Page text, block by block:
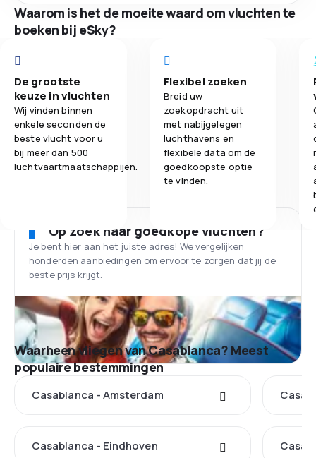
Waarom is het de moeite waard om vluchten te
boeken bij eSky?
De grootste
keuze in vluchten
Wij vinden binnen
enkele seconden de
beste vlucht voor u
bij meer dan 500
luchtvaartmaatschappijen.
Flexibel zoeken
Breid uw
zoekopdracht uit
met nabijgelegen
luchthavens en
flexibele data om de
goedkoopste optie
te vinden.
Op zoek naar goedkope vluchten?
Je bent hier aan het juiste adres! We vergelijken
honderden aanbiedingen om ervoor te zorgen dat jij de
beste prijs krijgt.
Waarheen vliegen van Casablanca? Meest
populaire bestemmingen
Casablanca - Amsterdam
Casablanca - Eindhoven